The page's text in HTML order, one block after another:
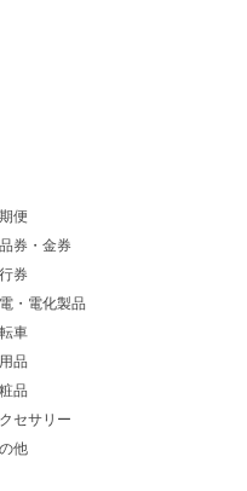
便
券・金券
券
・電化製品
車
品
品
セサリー
他